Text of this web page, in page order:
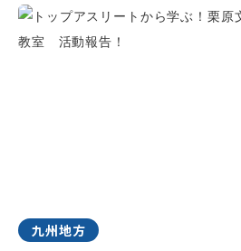
九州地方